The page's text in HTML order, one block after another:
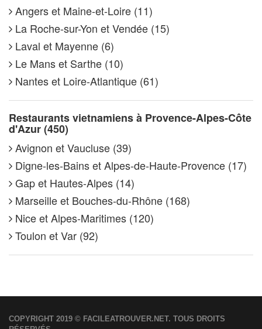
Angers et Maine-et-Loire (11)
La Roche-sur-Yon et Vendée (15)
Laval et Mayenne (6)
Le Mans et Sarthe (10)
Nantes et Loire-Atlantique (61)
Restaurants vietnamiens à Provence-Alpes-Côte
d'Azur (450)
Avignon et Vaucluse (39)
Digne-les-Bains et Alpes-de-Haute-Provence (17)
Gap et Hautes-Alpes (14)
Marseille et Bouches-du-Rhône (168)
Nice et Alpes-Maritimes (120)
Toulon et Var (92)
COPYRIGHT 2019 © FACILEATROUVER.NET. TOUS DROITS